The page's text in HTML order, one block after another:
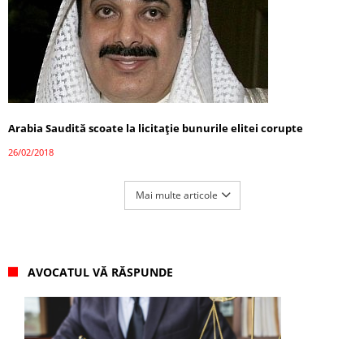
Arabia Saudită scoate la licitație bunurile elitei corupte
26/02/2018
Mai multe articole
AVOCATUL VĂ RĂSPUNDE